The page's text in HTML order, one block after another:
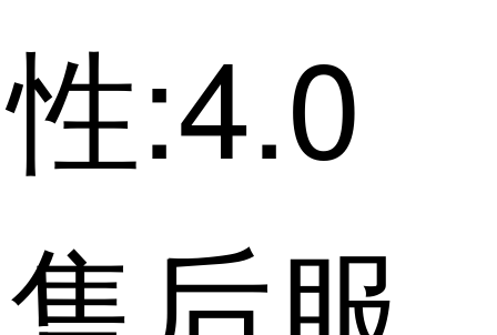
性:4.0